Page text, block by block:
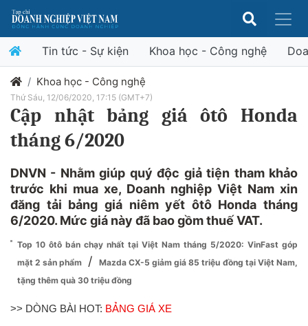
Tin tức - Sự kiện Khoa học - Công nghệ
Khoa học - Công nghệ
Thứ Sáu, 12/06/2020, 17:15 (GMT+7)
Cập nhật bảng giá ôtô Honda
tháng 6/2020
DNVN - Nhằm giúp quý độc giả tiện tham khảo
trước khi mua xe, Doanh nghiệp Việt Nam xin
đăng tải bảng giá niêm yết ôtô Honda tháng
6/2020. Mức giá này đã bao gồm thuế VAT.
Top 10 ôtô bán chạy nhất tại Việt Nam tháng 5/2020: VinFast góp
mặt 2 sản phẩm
/
Mazda CX-5 giảm giá 85 triệu đồng tại Việt Nam,
tặng thêm quà 30 triệu đồng
>> DÒNG BÀI HOT: BẢNG GIÁ XE